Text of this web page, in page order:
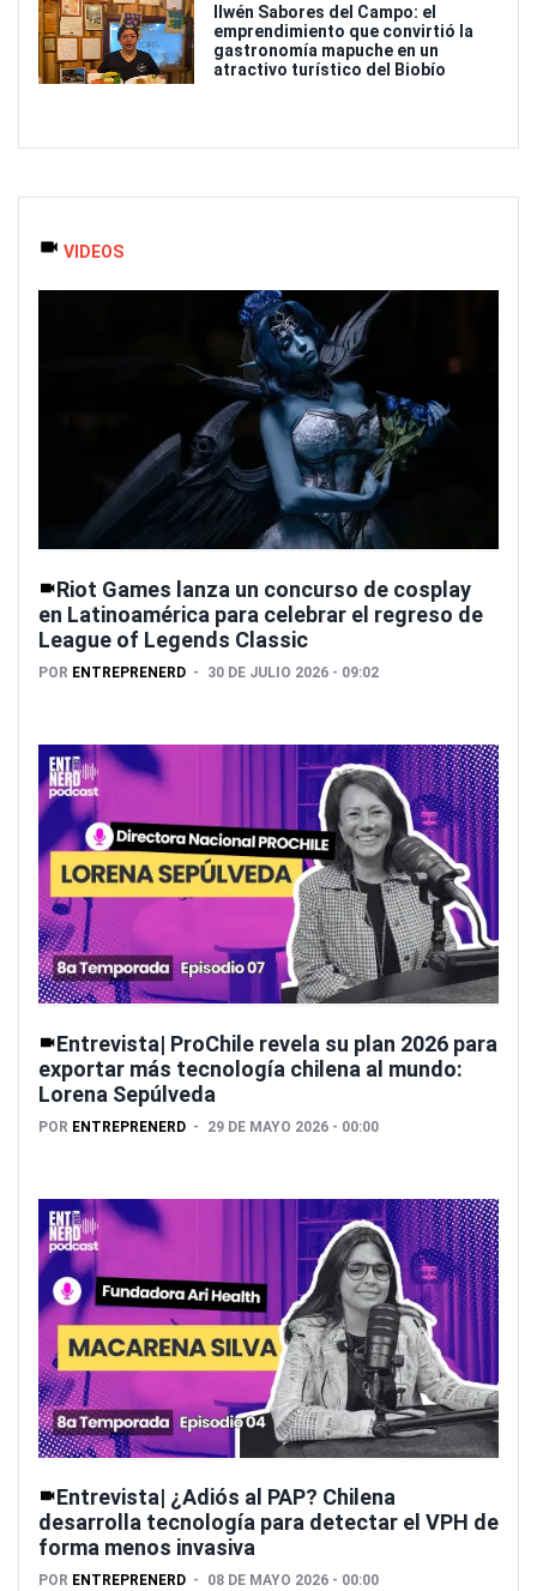
Ilwén Sabores del Campo: el
emprendimiento que convirtió la
gastronomía mapuche en un
atractivo turístico del Biobío
VIDEOS
Riot Games lanza un concurso de cosplay
en Latinoamérica para celebrar el regreso de
League of Legends Classic
POR ENTREPRENERD 30 DE JULIO 2026 - 09:02
Entrevista| ProChile revela su plan 2026 para
exportar más tecnología chilena al mundo:
Lorena Sepúlveda
POR ENTREPRENERD 29 DE MAYO 2026 - 00:00
Entrevista| ¿Adiós al PAP? Chilena
desarrolla tecnología para detectar el VPH de
forma menos invasiva
POR ENTREPRENERD 08 DE MAYO 2026 - 00:00